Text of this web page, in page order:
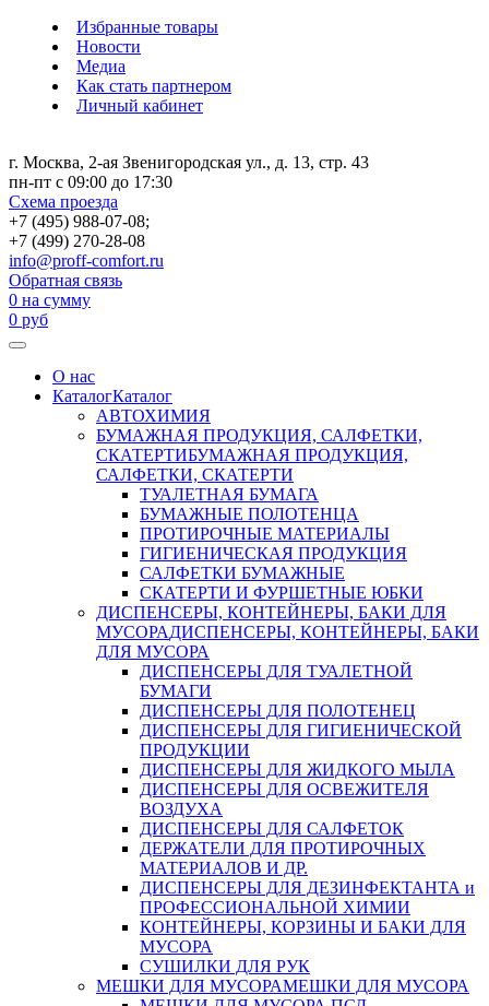
Избранные товары
Новости
Медиа
Как стать партнером
Личный кабинет
г. Москва, 2-ая Звенигородская ул., д. 13, стр. 43
пн-пт с 09:00 до 17:30
Схема проезда
+7 (495) 988-07-08;
+7 (499) 270-28-08
info@proff-comfort.ru
Обратная связь
0 на сумму
0 руб
О нас
КаталогКаталог
АВТОХИМИЯ
БУМАЖНАЯ ПРОДУКЦИЯ, САЛФЕТКИ,
СКАТЕРТИБУМАЖНАЯ ПРОДУКЦИЯ,
САЛФЕТКИ, СКАТЕРТИ
ТУАЛЕТНАЯ БУМАГА
БУМАЖНЫЕ ПОЛОТЕНЦА
ПРОТИРОЧНЫЕ МАТЕРИАЛЫ
ГИГИЕНИЧЕСКАЯ ПРОДУКЦИЯ
САЛФЕТКИ БУМАЖНЫЕ
СКАТЕРТИ И ФУРШЕТНЫЕ ЮБКИ
ДИСПЕНСЕРЫ, КОНТЕЙНЕРЫ, БАКИ ДЛЯ
МУСОРАДИСПЕНСЕРЫ, КОНТЕЙНЕРЫ, БАКИ
ДЛЯ МУСОРА
ДИСПЕНСЕРЫ ДЛЯ ТУАЛЕТНОЙ
БУМАГИ
ДИСПЕНСЕРЫ ДЛЯ ПОЛОТЕНЕЦ
ДИСПЕНСЕРЫ ДЛЯ ГИГИЕНИЧЕСКОЙ
ПРОДУКЦИИ
ДИСПЕНСЕРЫ ДЛЯ ЖИДКОГО МЫЛА
ДИСПЕНСЕРЫ ДЛЯ ОСВЕЖИТЕЛЯ
ВОЗДУХА
ДИСПЕНСЕРЫ ДЛЯ САЛФЕТОК
ДЕРЖАТЕЛИ ДЛЯ ПРОТИРОЧНЫХ
МАТЕРИАЛОВ И ДР.
ДИСПЕНСЕРЫ ДЛЯ ДЕЗИНФЕКТАНТА и
ПРОФЕССИОНАЛЬНОЙ ХИМИИ
КОНТЕЙНЕРЫ, КОРЗИНЫ И БАКИ ДЛЯ
МУСОРА
СУШИЛКИ ДЛЯ РУК
МЕШКИ ДЛЯ МУСОРАМЕШКИ ДЛЯ МУСОРА